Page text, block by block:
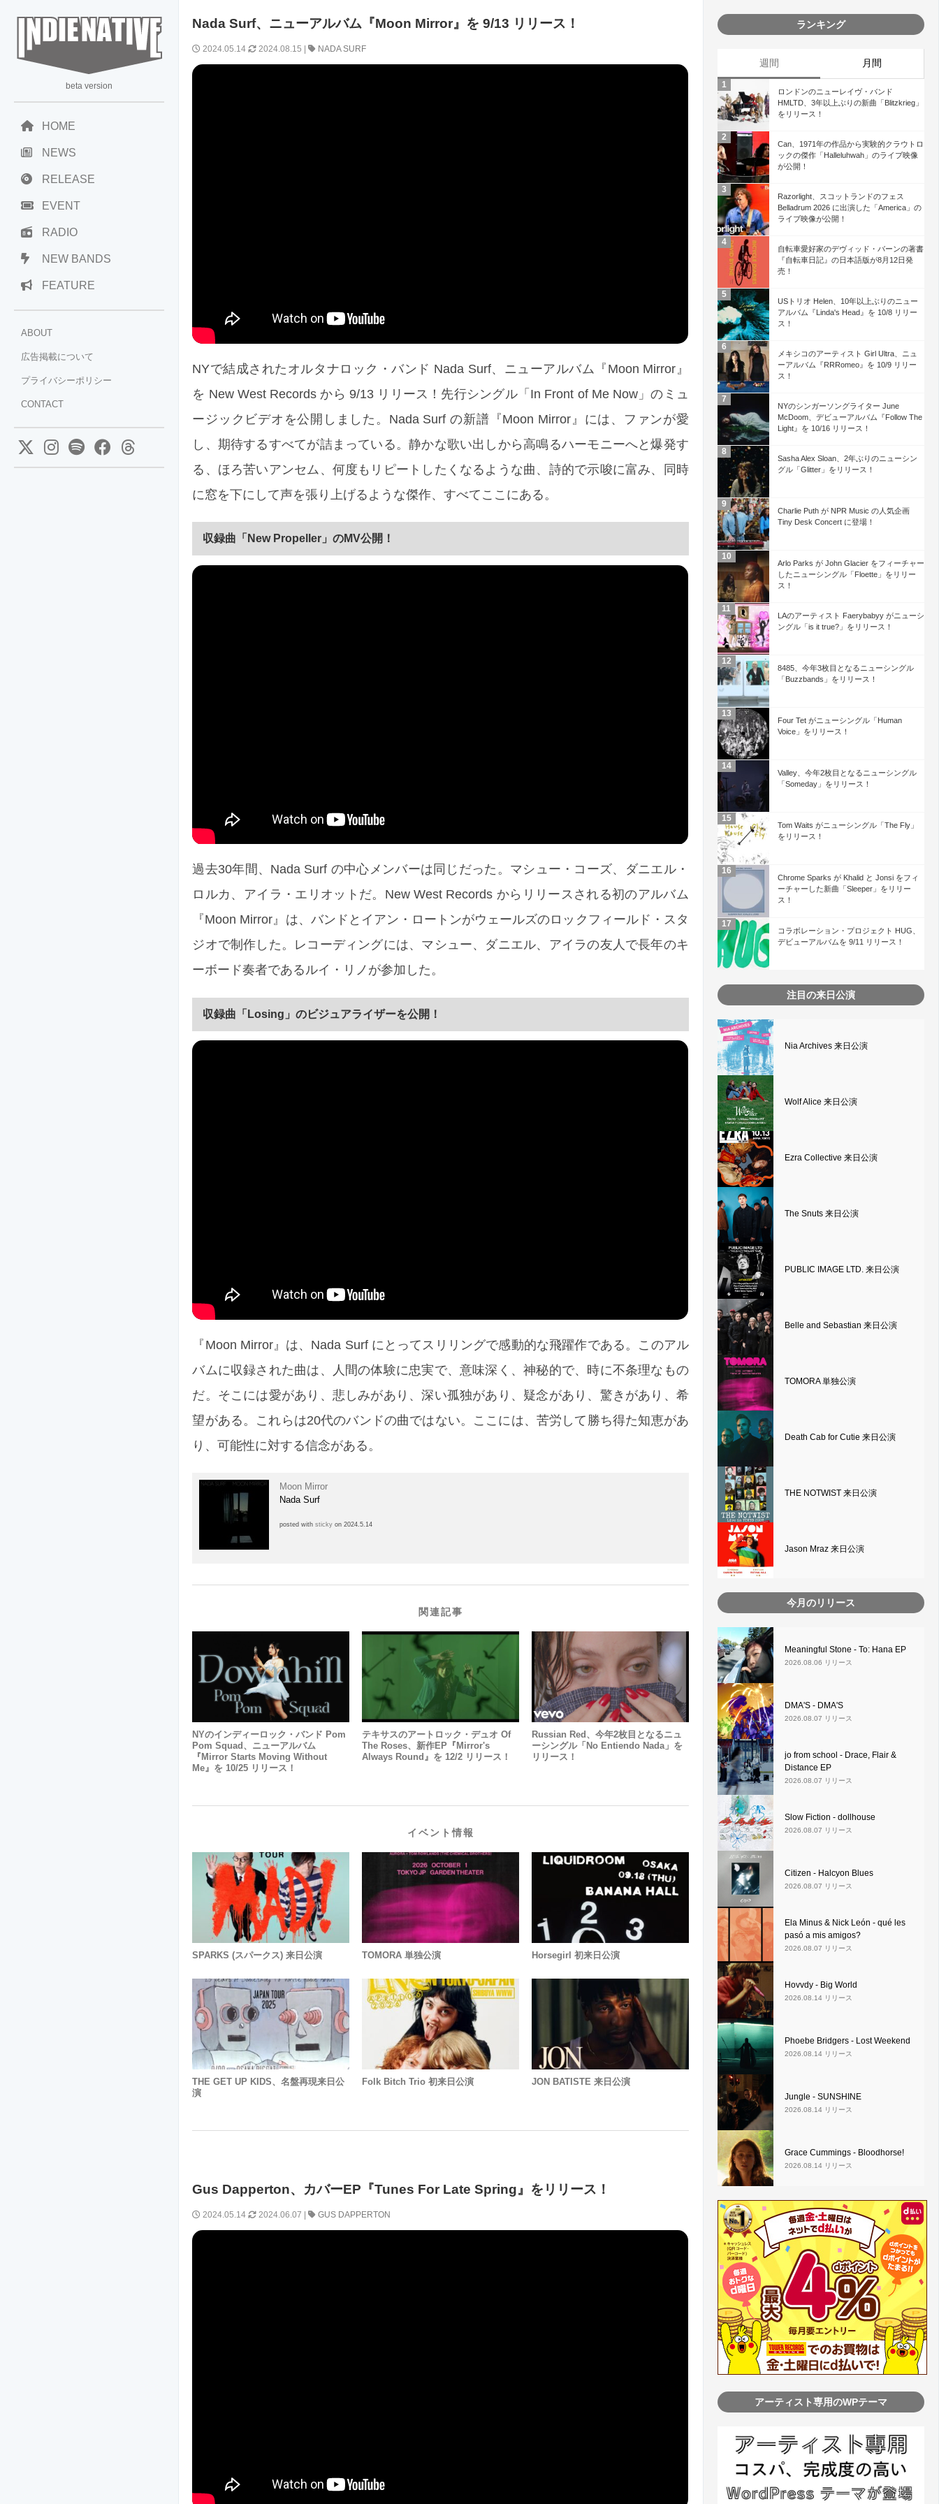
beta version
HOME
NEWS
RELEASE
EVENT
RADIO
NEW BANDS
FEATURE
ABOUT
広告掲載について
プライバシーポリシー
CONTACT
Nada Surf、ニューアルバム『Moon Mirror』を 9/13 リリース！
2024.05.14 2024.08.15 | NADA SURF
NYで結成されたオルタナロック・バンド Nada Surf、ニューアルバム『Moon Mirror』
を New West Records から 9/13 リリース！先行シングル「In Front of Me Now」のミュ
ージックビデオを公開しました。Nada Surf の新譜『Moon Mirror』には、ファンが愛
し、期待するすべてが詰まっている。静かな歌い出しから高鳴るハーモニーへと爆発す
る、ほろ苦いアンセム、何度もリピートしたくなるような曲、詩的で示唆に富み、同時
に窓を下にして声を張り上げるような傑作、すべてここにある。
収録曲「New Propeller」のMV公開！
過去30年間、Nada Surf の中心メンバーは同じだった。マシュー・コーズ、ダニエル・
ロルカ、アイラ・エリオットだ。New West Records からリリースされる初のアルバム
『Moon Mirror』は、バンドとイアン・ロートンがウェールズのロックフィールド・スタ
ジオで制作した。レコーディングには、マシュー、ダニエル、アイラの友人で長年のキ
ーボード奏者であるルイ・リノが参加した。
収録曲「Losing」のビジュアライザーを公開！
『Moon Mirror』は、Nada Surf にとってスリリングで感動的な飛躍作である。このアル
バムに収録された曲は、人間の体験に忠実で、意味深く、神秘的で、時に不条理なもの
だ。そこには愛があり、悲しみがあり、深い孤独があり、疑念があり、驚きがあり、希
望がある。これらは20代のバンドの曲ではない。ここには、苦労して勝ち得た知恵があ
り、可能性に対する信念がある。
Moon Mirror
Nada Surf
posted withsticky on 2024.5.14
関連記事
NYのインディーロック・バンド Pom
Pom Squad、ニューアルバム
『Mirror Starts Moving Without
Me』を 10/25 リリース！
テキサスのアートロック・デュオ Of
The Roses、新作EP『Mirror's
Always Round』を 12/2 リリース！
Russian Red、今年2枚目となるニュ
ーシングル「No Entiendo Nada」を
リリース！
イベント情報
SPARKS (スパークス) 来日公演 TOMORA 単独公演 Horsegirl 初来日公演
THE GET UP KIDS、名盤再現来日公
演
Folk Bitch Trio 初来日公演 JON BATISTE 来日公演
Gus Dapperton、カバーEP『Tunes For Late Spring』をリリース！
2024.05.14 2024.06.07 | GUS DAPPERTON
ランキング
週間 月間
ロンドンのニューレイヴ・バンド
HMLTD、3年以上ぶりの新曲「Blitzkrieg」
をリリース！
Can、1971年の作品から実験的クラウトロ
ックの傑作「Halleluhwah」のライブ映像
が公開！
Razorlight、スコットランドのフェス
Belladrum 2026 に出演した「America」の
ライブ映像が公開！
自転車愛好家のデヴィッド・バーンの著書
『自転車日記』の日本語版が8月12日発
売！
USトリオ Helen、10年以上ぶりのニュー
アルバム『Linda's Head』を 10/8 リリー
ス！
メキシコのアーティスト Girl Ultra、ニュ
ーアルバム『RRRomeo』を 10/9 リリー
ス！
NYのシンガーソングライター June
McDoom、デビューアルバム『Follow The
Light』を 10/16 リリース！
Sasha Alex Sloan、2年ぶりのニューシン
グル「Glitter」をリリース！
Charlie Puth が NPR Music の人気企画
Tiny Desk Concert に登場！
Arlo Parks が John Glacier をフィーチャー
したニューシングル「Floette」をリリー
ス！
LAのアーティスト Faerybabyy がニューシ
ングル「is it true?」をリリース！
8485、今年3枚目となるニューシングル
「Buzzbands」をリリース！
Four Tet がニューシングル「Human
Voice」をリリース！
Valley、今年2枚目となるニューシングル
「Someday」をリリース！
Tom Waits がニューシングル「The Fly」
をリリース！
Chrome Sparks が Khalid と Jonsi をフィ
ーチャーした新曲「Sleeper」をリリー
ス！
コラボレーション・プロジェクト HUG、
デビューアルバムを 9/11 リリース！
注目の来日公演
Nia Archives 来日公演
Wolf Alice 来日公演
Ezra Collective 来日公演
The Snuts 来日公演
PUBLIC IMAGE LTD. 来日公演
Belle and Sebastian 来日公演
TOMORA 単独公演
Death Cab for Cutie 来日公演
THE NOTWIST 来日公演
Jason Mraz 来日公演
今月のリリース
Meaningful Stone - To: Hana EP
2026.08.06 リリース
DMA'S - DMA'S
2026.08.07 リリース
jo from school - Drace, Flair &
Distance EP
2026.08.07 リリース
Slow Fiction - dollhouse
2026.08.07 リリース
Citizen - Halcyon Blues
2026.08.07 リリース
Ela Minus & Nick León - qué les
pasó a mis amigos?
2026.08.07 リリース
Hovvdy - Big World
2026.08.14 リリース
Phoebe Bridgers - Lost Weekend
2026.08.14 リリース
Jungle - SUNSHINE
2026.08.14 リリース
Grace Cummings - Bloodhorse!
2026.08.14 リリース
アーティスト専用のWPテーマ